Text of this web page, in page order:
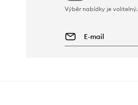
Výběr nabídky je volitelný.